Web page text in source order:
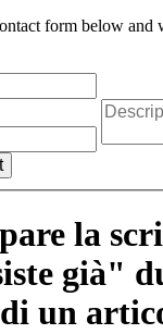
form below and
la
già"
un